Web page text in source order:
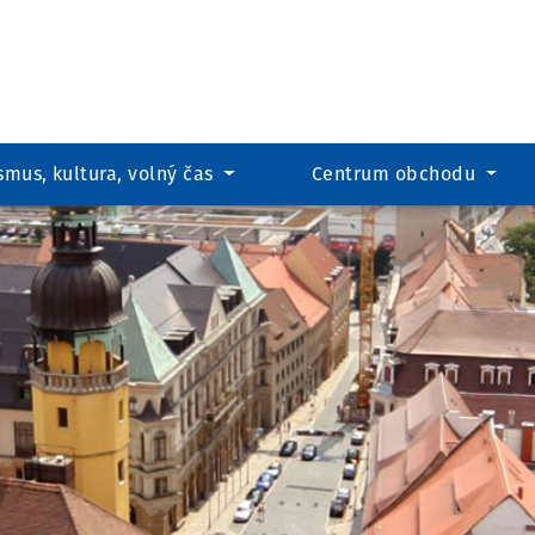
kultura, volný čas Centrum obchodu